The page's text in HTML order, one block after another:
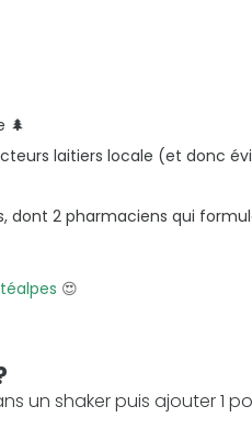
🌲
laitiers locale (et donc
2 pharmaciens qui
😍
un shaker puis ajouter 1